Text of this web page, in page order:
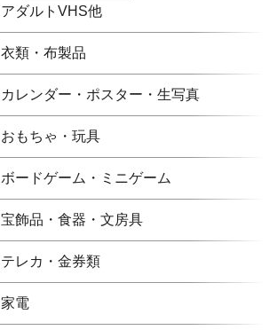
アダルトVHS他
衣類・布製品
カレンダー・ポスター・生写真
おもちゃ・玩具
ボードゲーム・ミニゲーム
宝飾品・食器・文房具
テレカ・金券類
家電